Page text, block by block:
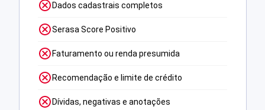
Dados cadastrais completos
Serasa Score Positivo
Faturamento ou renda presumida
Recomendação e limite de crédito
Dívidas, negativas e anotações